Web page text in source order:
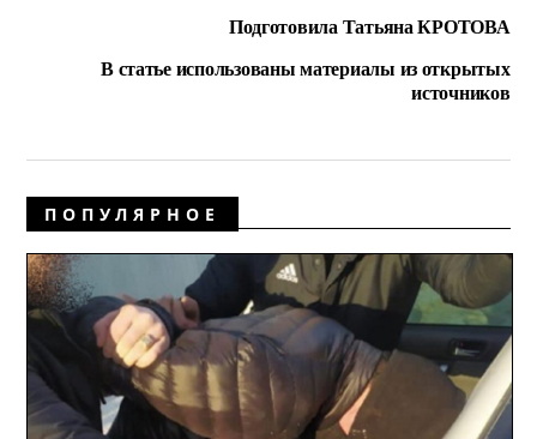
Подготовила Татьяна КРОТОВА
В статье использованы материалы из открытых
источников
ПОПУЛЯРНОЕ